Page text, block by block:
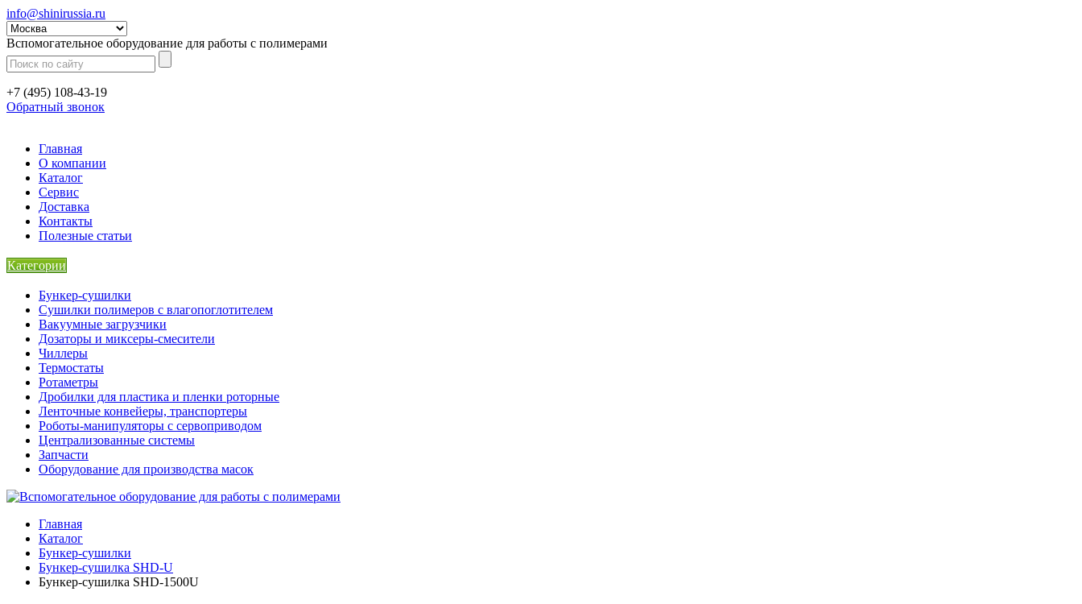
info@shinirussia.ru
Вспомогательное оборудование для работы с полимерами
+7 (495) 108-43-19
Обратный звонок
Главная
О компании
Каталог
Сервис
Доставка
Контакты
Полезные статьи
Категории
Бункер-сушилки
Сушилки полимеров с влагопоглотителем
Вакуумные загрузчики
Дозаторы и миксеры-смесители
Чиллеры
Термостаты
Ротаметры
Дробилки для пластика и пленки роторные
Ленточные конвейеры, транспортеры
Роботы-манипуляторы с сервоприводом
Централизованные системы
Запчасти
Оборудование для производства масок
Главная
Каталог
Бункер-сушилки
Бункер-сушилка SHD-U
Бункер-сушилка SHD-1500U